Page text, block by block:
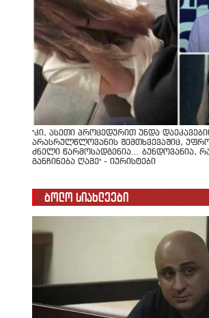
"კი, ასეთი პროცედურით უნდა
არასრულწლოვანის შემთხვევაშიც, უფრო
ძნელი წარმოსადგენია... ბუნდოვანია,
განჩინება ღამე" - იურისტები
ბოლო სიახლეები